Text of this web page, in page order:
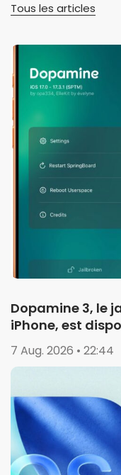
Tous les articles
Dopamine 3, le
iPhone, est
7 Aug. 2026 • 22:44